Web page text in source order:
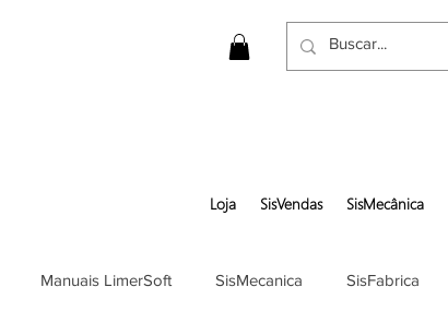
Loja SisVendas SisMecânica
Manuais LimerSoft SisMecanica SisFabrica